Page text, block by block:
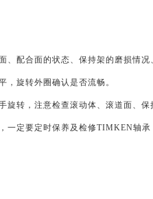
、配合面的状态、保持架的磨损情
，旋转外圈确认是否流畅。
旋转，注意检查滚动体、滚道面、
一定要定时保养及检修TIMKEN轴